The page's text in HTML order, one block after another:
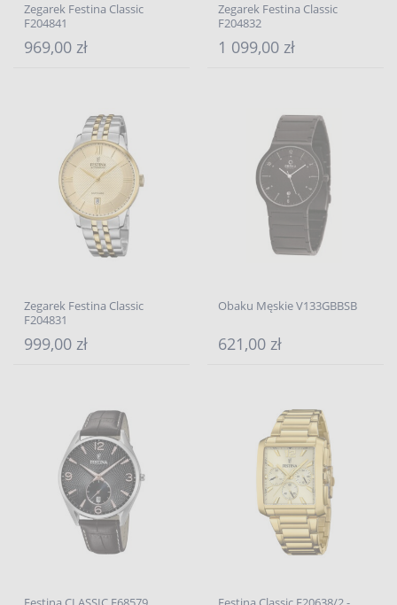
Zegarek Festina Classic
F204841
969,00 zł
Zegarek Festina Classic
F204832
1 099,00 zł
Zegarek Festina Classic
F204831
999,00 zł
Obaku Męskie V133GBBSB
621,00 zł